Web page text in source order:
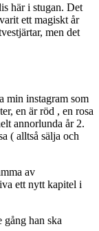
här i stugan. Det
ett magiskt år
men det
min instagram som
en är röd , en rosa
annorlunda år 2.
( alltså sälja och
av
ett nytt kapitel i
han ska